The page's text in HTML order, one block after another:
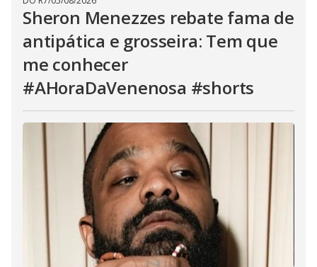
Sheron Menezzes rebate fama de
antipática e grosseira: Tem que
me conhecer
#AHoraDaVenenosa #shorts